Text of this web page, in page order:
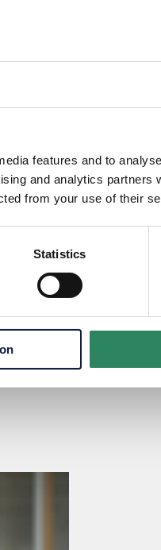
features and to
and analytics partners
from your use of their
Statistics
gensidig respekt